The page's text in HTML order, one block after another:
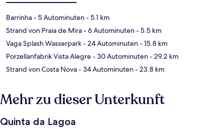
Barrinha- 5 Autominuten- 5.1 km
Strand von Praia de Mira- 6 Autominuten- 5.5 km
Vaga Splash Wasserpark- 24 Autominuten- 15.8 km
Porzellanfabrik Vista Alegre- 30 Autominuten- 29.2 km
Strand von Costa Nova- 34 Autominuten- 23.8 km
Mehr zu dieser Unterkunft
Quinta da Lagoa